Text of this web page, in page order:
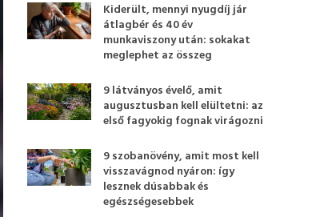
Kiderült, mennyi nyugdíj jár
átlagbér és 40 év
munkaviszony után: sokakat
meglephet az összeg
9 látványos évelő, amit
augusztusban kell elültetni: az
első fagyokig fognak virágozni
9 szobanövény, amit most kell
visszavágnod nyáron: így
lesznek dúsabbak és
egészségesebbek